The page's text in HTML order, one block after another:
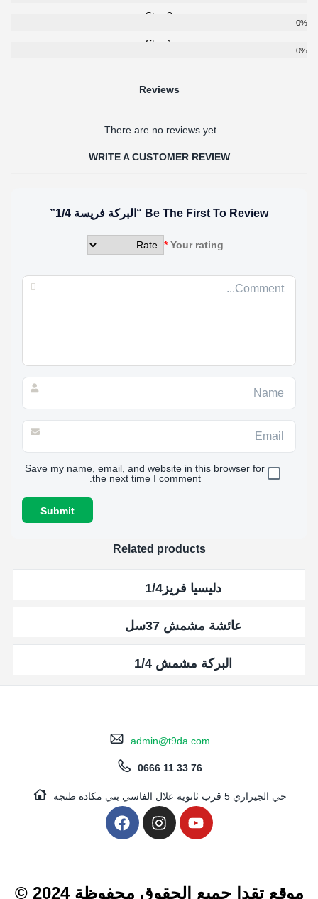
2 Star
0%
1 Star
0%
Reviews
There are no reviews yet.
WRITE A CUSTOMER REVIEW
Be The First To Review “البركة فريسة 1/4”
Your rating
*
Save my name, email, and website in this browser for
the next time I comment.
Related products
دليسيا فريز1/4
عائشة مشمش 37سل
البركة مشمش 1/4
admin@t9da.com
0666 11 33 76
حي الجيراري 5 قرب ثانوية علال الفاسي بني مكادة طنجة
© 2024 موقع تقدا جميع الحقوق محفوظة